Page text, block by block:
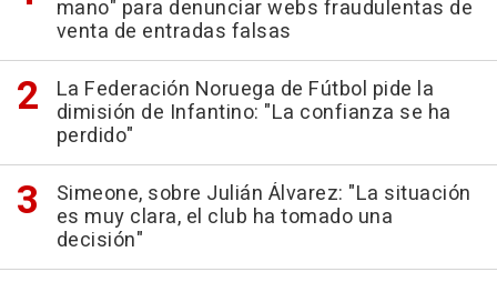
mano" para denunciar webs fraudulentas de
venta de entradas falsas
La Federación Noruega de Fútbol pide la
dimisión de Infantino: "La confianza se ha
perdido"
Simeone, sobre Julián Álvarez: "La situación
es muy clara, el club ha tomado una
decisión"